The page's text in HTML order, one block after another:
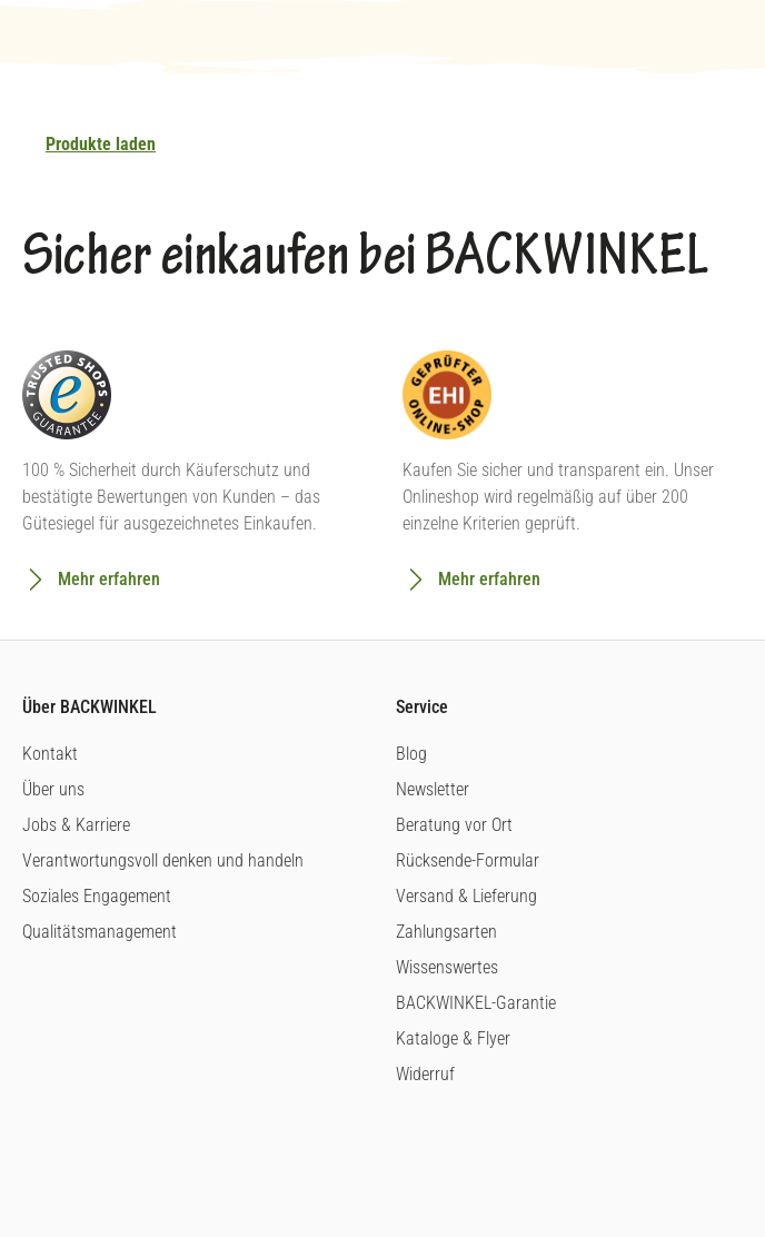
Produkte laden
Sicher einkaufen bei BACKWINKEL
100 % Sicherheit durch Käuferschutz und
bestätigte Bewertungen von Kunden – das
Gütesiegel für ausgezeichnetes Einkaufen.
Mehr erfahren
Kaufen Sie sicher und transparent ein. Unser
Onlineshop wird regelmäßig auf über 200
einzelne Kriterien geprüft.
Mehr erfahren
Über BACKWINKEL
Kontakt
Über uns
Jobs & Karriere
Verantwortungsvoll denken und handeln
Soziales Engagement
Qualitätsmanagement
Service
Blog
Newsletter
Beratung vor Ort
Rücksende-Formular
Versand & Lieferung
Zahlungsarten
Wissenswertes
BACKWINKEL-Garantie
Kataloge & Flyer
Widerruf